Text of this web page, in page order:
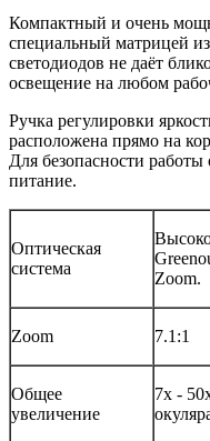
Компактный и очень
специальный матрицей
светодиодов не даёт
освещение на любом
Ручка регулировки
расположена прямо на
Для безопасности работы
питание.
Оптическая
система
Zoom.
Zoom 7.1:1
Общее
увеличение
7x -